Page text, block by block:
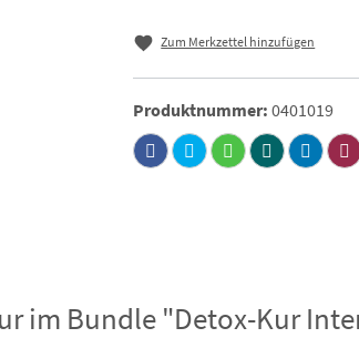
Zum Merkzettel hinzufügen
Produktnummer: 0401019
im Bundle "Detox-Kur